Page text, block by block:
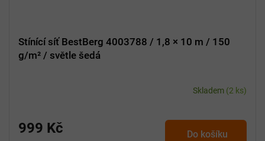
Stínící síť BestBerg 4003788 / 1,8 × 10 m / 150
g/m² / světle šedá
Skladem (2 ks)
999 Kč Do košíku